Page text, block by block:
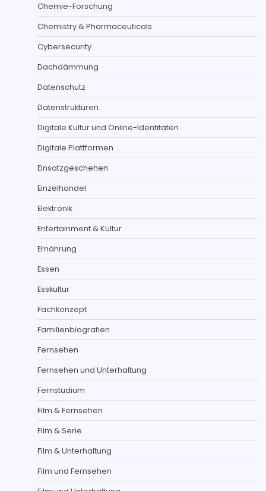
Chemie-Forschung
Chemistry & Pharmaceuticals
Cybersecurity
Dachdämmung
Datenschutz
Datenstrukturen
Digitale Kultur und Online-Identitäten
Digitale Plattformen
Einsatzgeschehen
Einzelhandel
Elektronik
Entertainment & Kultur
Ernährung
Essen
Esskultur
Fachkonzept
Familienbiografien
Fernsehen
Fernsehen und Unterhaltung
Fernstudium
Film & Fernsehen
Film & Serie
Film & Unterhaltung
Film und Fernsehen